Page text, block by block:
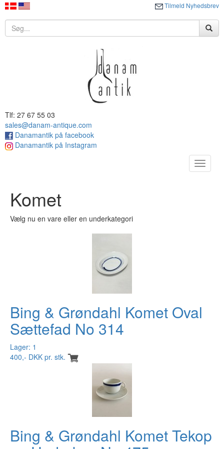
Tilmeld Nyhedsbrev
Tlf: 27 67 55 03
sales@danam-antique.com
Danamantik på facebook
Danamantik på Instagram
Toggle
Komet
Vælg nu en vare eller en underkategori
Bing & Grøndahl Komet Oval
Sættefad No 314
Lager: 1
400,- DKK pr. stk.
Bing & Grøndahl Komet Tekop